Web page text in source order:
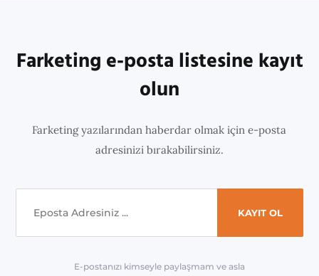
Farketing e-posta listesine kayıt
olun
Farketing yazılarından haberdar olmak için e-posta
adresinizi bırakabilirsiniz.
E-postanızı kimseyle paylaşmam ve asla